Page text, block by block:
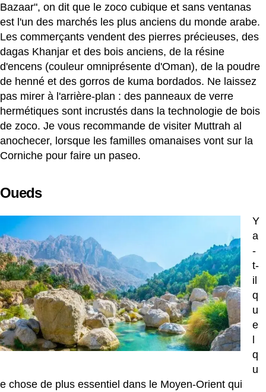
Bazaar", on dit que le zoco cubique et sans ventanas
est l'un des marchés les plus anciens du monde arabe.
Les commerçants vendent des pierres précieuses, des
dagas Khanjar et des bois anciens, de la résine
d'encens (couleur omniprésente d'Oman), de la poudre
de henné et des gorros de kuma bordados. Ne laissez
pas mirer à l'arrière-plan : des panneaux de verre
hermétiques sont incrustés dans la technologie de bois
de zoco. Je vous recommande de visiter Muttrah al
anochecer, lorsque les familles omanaises vont sur la
Corniche pour faire un paseo.
Oueds
Y
a
-
t-
il
q
u
e
l
q
u
e chose de plus essentiel dans le Moyen-Orient qui